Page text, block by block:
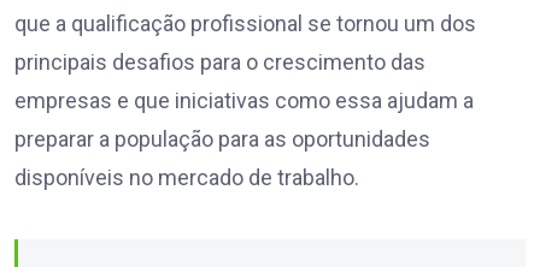
que a qualificação profissional se tornou um dos
principais desafios para o crescimento das
empresas e que iniciativas como essa ajudam a
preparar a população para as oportunidades
disponíveis no mercado de trabalho.